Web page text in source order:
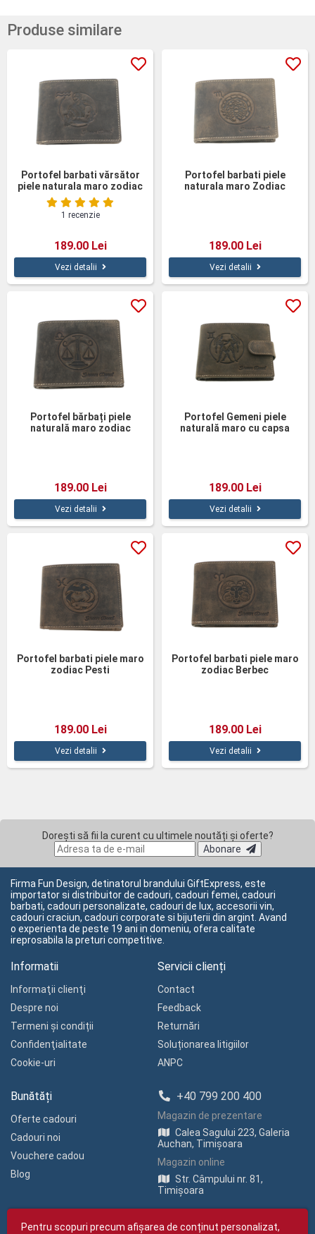
Produse similare
Portofel barbati vărsător
piele naturala maro zodiac
1 recenzie
189.00 Lei
Vezi detalii
Portofel barbati piele
naturala maro Zodiac
189.00 Lei
Vezi detalii
Portofel bărbați piele
naturală maro zodiac
189.00 Lei
Vezi detalii
Portofel Gemeni piele
naturală maro cu capsa
189.00 Lei
Vezi detalii
Portofel barbati piele maro
zodiac Pesti
189.00 Lei
Vezi detalii
Portofel barbati piele maro
zodiac Berbec
189.00 Lei
Vezi detalii
Dorești să fii la curent cu ultimele noutăți și oferte?
Abonare
Firma Fun Design, detinatorul brandului GiftExpress, este
importator si distribuitor de cadouri, cadouri femei, cadouri
barbati, cadouri personalizate, cadouri de lux, accesorii vin,
cadouri craciun, cadouri corporate si bijuterii din argint. Avand
o experienta de peste 19 ani in domeniu, ofera calitate
ireprosabila la preturi competitive.
Informatii
Informaţii clienţi
Despre noi
Termeni și condiții
Confidenţialitate
Cookie-uri
Servicii clienți
Contact
Feedback
Returnări
Soluționarea litigiilor
ANPC
Bunătăți
Oferte cadouri
Cadouri noi
Vouchere cadou
Blog
+40 799 200 400
Magazin de prezentare
Calea Sagului 223, Galeria
Auchan, Timișoara
Magazin online
Str. Câmpului nr. 81,
Timișoara
Pentru scopuri precum afișarea de conținut personalizat,